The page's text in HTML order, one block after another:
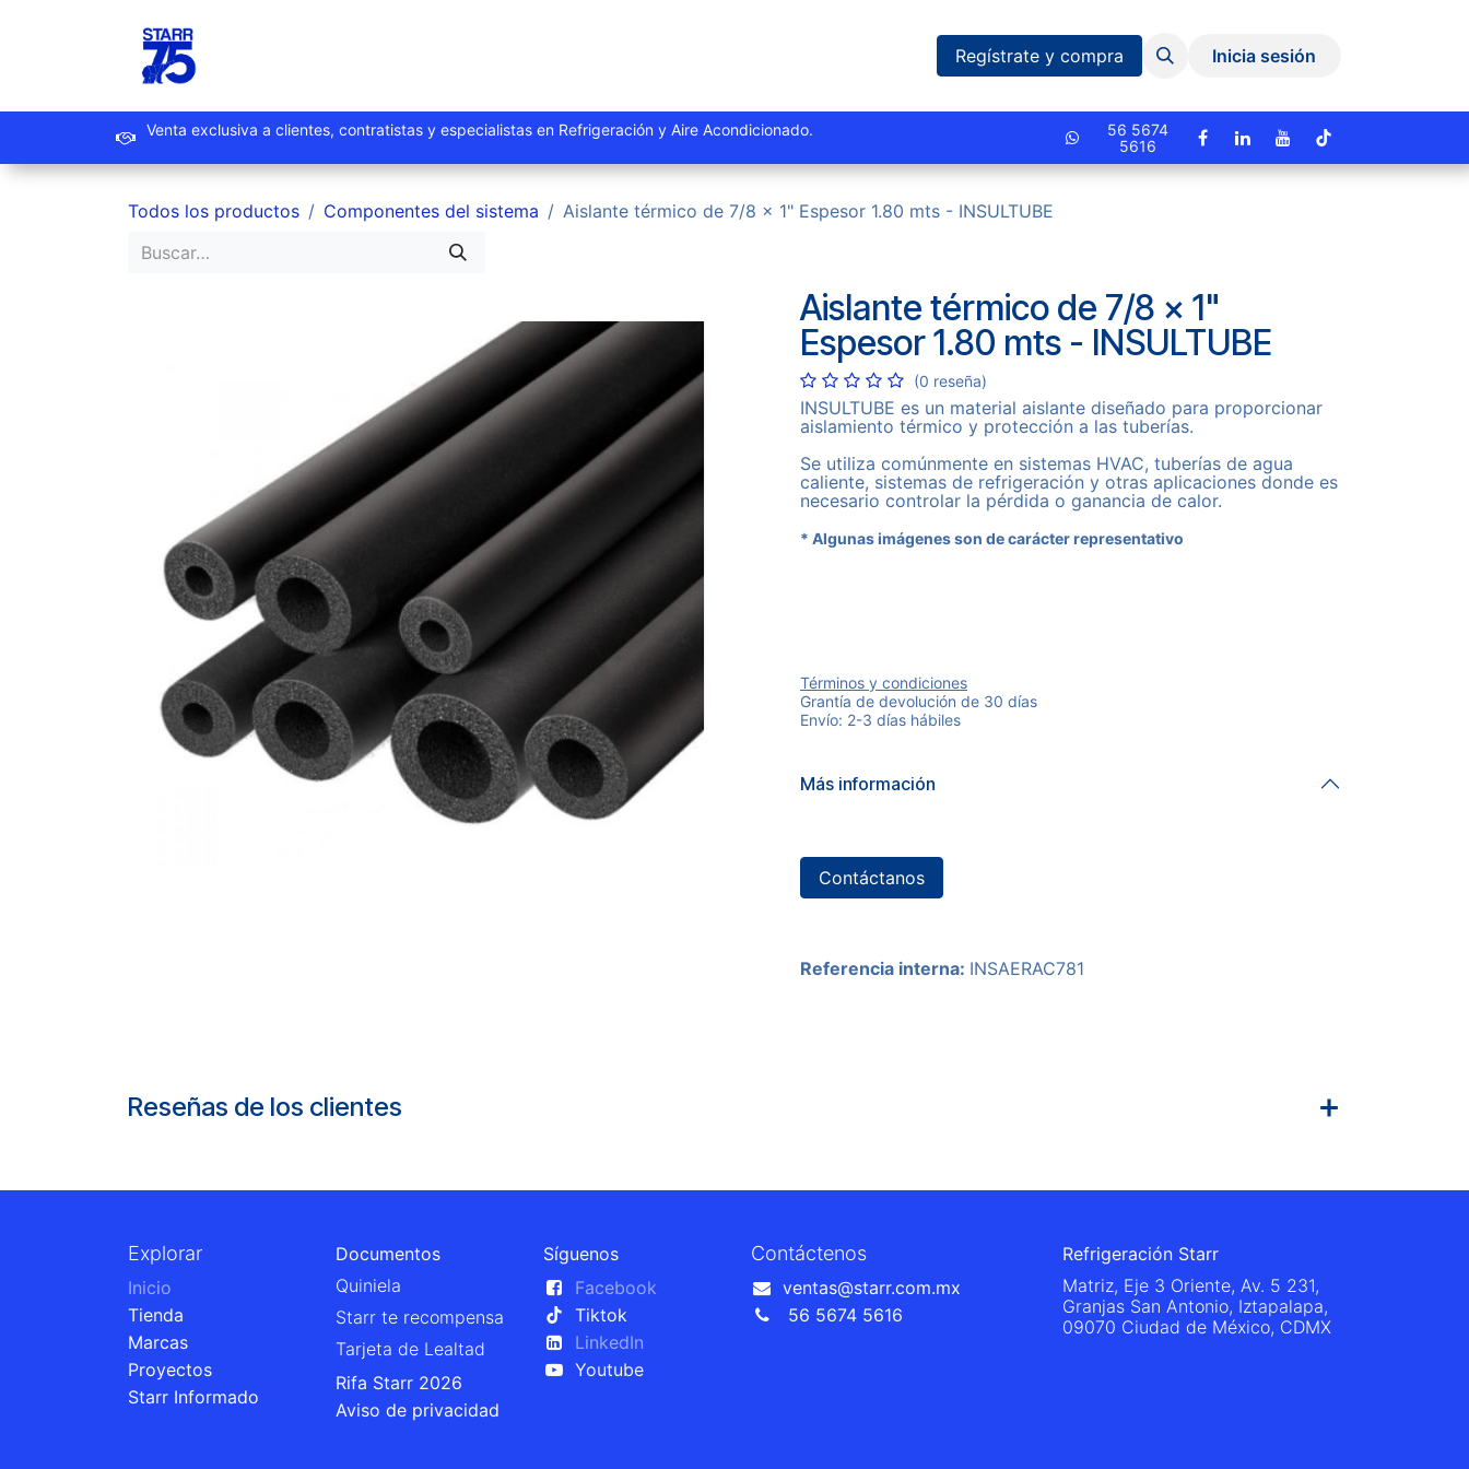
Sucursales Eventos y Capacitaciones Quiniela
Regístrate y compra Inicia sesión
Venta exclusiva a clientes, contratistas y especialistas en Refrigeración y Aire Acondicionado.
56 5674
5616
Todos los productos Componentes del sistema Aislante térmico de 7/8 x 1" Espesor 1.80 mts - INSULTUBE
Aislante térmico de 7/8 x 1"
Espesor 1.80 mts - INSULTUBE
(0 reseña)
INSULTUBE es un material aislante diseñado para proporcionar
aislamiento térmico y protección a las tuberías.
Se utiliza comúnmente en sistemas HVAC, tuberías de agua
caliente, sistemas de refrigeración y otras aplicaciones donde es
necesario controlar la pérdida o ganancia de calor.
* Algunas imágenes son de carácter representativo
Términos y condiciones
Grantía de devolución de 30 días
Envío: 2-3 días hábiles
Más información
Contáctanos
Referencia interna: INSAERAC781
Reseñas de los clientes
Explorar
Inicio
Tienda
Marcas
Proyectos
Starr Informado
Documentos
Quiniela
Starr te recompensa
Tarjeta de Lealtad
Rifa Starr 2026
Aviso de privacidad
Síguenos
Facebook
Tiktok
LinkedIn
Youtube
Contáctenos
ventas@starr.com.mx
56 5674 5616
Refrigeración Starr
Matriz, Eje 3 Oriente, Av. 5 231,
Granjas San Antonio, Iztapalapa,
09070 Ciudad de México, CDMX